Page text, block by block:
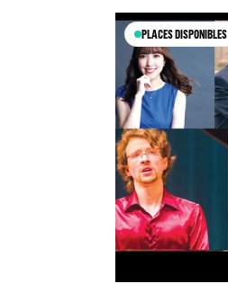
PLACES DISPONIBLES